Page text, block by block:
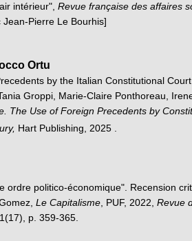
intérieur", Revue française des affaires
Pierre Le Bourhis]
Ortu
by the Italian Constitutional
Groppi, Marie-Claire Ponthoreau,
The Use of Foreign Precedents by
Hart Publishing, 2025 .
ordre politico-économique". Recension
Le Capitalisme , PUF, 2022, Revue
,1(17), p. 359-365.